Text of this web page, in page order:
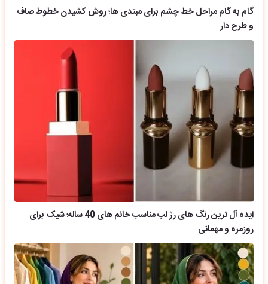
گام به گام مراحل خط چشم برای مبتدی ها؛ روش کشیدن خطوط صاف
و طرح دار
ایده آل ترین رنگ های رژ لب مناسب خانم های 40 ساله؛ شیک برای
روزمره و مهمانی